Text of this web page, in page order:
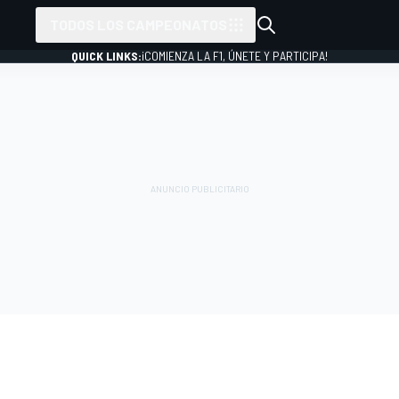
QUICK LINKS:¡COMIENZA LA F1, ÚNETE Y PARTICIPA!